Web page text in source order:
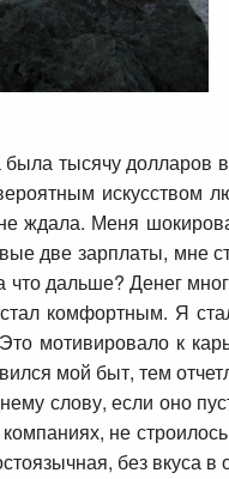
тысячу долларов
искусством
ждала. Меня
две зарплаты, мне
что дальше? Денег
комфортным. Я
мотивировало к
мой быт, тем
слову, если оно
не
без вкуса в